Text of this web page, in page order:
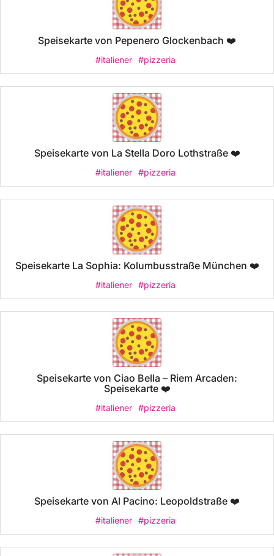
Speisekarte von Pepenero Glockenbach ❤️
#italiener #pizzeria
Speisekarte von La Stella Doro Lothstraße ❤️
#italiener #pizzeria
Speisekarte La Sophia: Kolumbusstraße München ❤️
#italiener #pizzeria
Speisekarte von Ciao Bella – Riem Arcaden:
Speisekarte ❤️
#italiener #pizzeria
Speisekarte von Al Pacino: Leopoldstraße ❤️
#italiener #pizzeria